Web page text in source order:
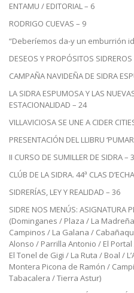
ENTAMU / EDITORIAL – 6
RODRIGO CUEVAS – 9
“Deberíemos da-y un emburrión
DESEOS Y PROPÓSITOS
CAMPAÑA NAVIDEÑA DE SIDRA
LA SIDRA ESPUMOSA Y LAS
ESTACIONALIDAD – 24
VILLAVICIOSA SE UNE A CIDER
PRESENTACIÓN DEL LLIBRU
II CURSO DE SUMILLER DE SIDRA –
CLÚB DE LA SIDRA. 44ª CLAS
SIDRERÍAS, LEY Y REALIDAD – 36
SIDRE NOS MENÚS: ASIGNATURA
(Dominganes / Plaza / La
Campinos / La Galana /
Alonso / Parrilla Antonio / El
El Tonel de Gigi / La Ruta / Boal /
Montera Picona de Ramón /
Tabacalera / Tierra Astur)